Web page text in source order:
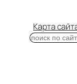
Карта
Поиск